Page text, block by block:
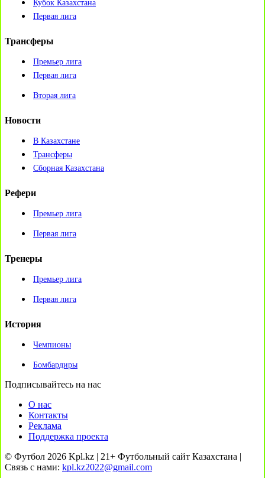
Кубок Казахстана
Первая лига
Трансферы
Премьер лига
Первая лига
Вторая лига
Новости
В Казахстане
Трансферы
Сборная Казахстана
Рефери
Премьер лига
Первая лига
Тренеры
Премьер лига
Первая лига
История
Чемпионы
Бомбардиры
Подписывайтесь на нас
О нас
Контакты
Реклама
Поддержка проекта
© Футбол 2026 Kpl.kz | 21+ Футбольный сайт Казахстана |
Связь с нами: kpl.kz2022@gmail.com